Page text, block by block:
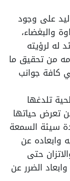
على وجود
والبغضاء،
له لرؤيته
من تحقيق ما
كافة جوانب
تلدغها
تعرض حياتها
سيئة السمعة
وابعاده عن
حتى
الضرر عن